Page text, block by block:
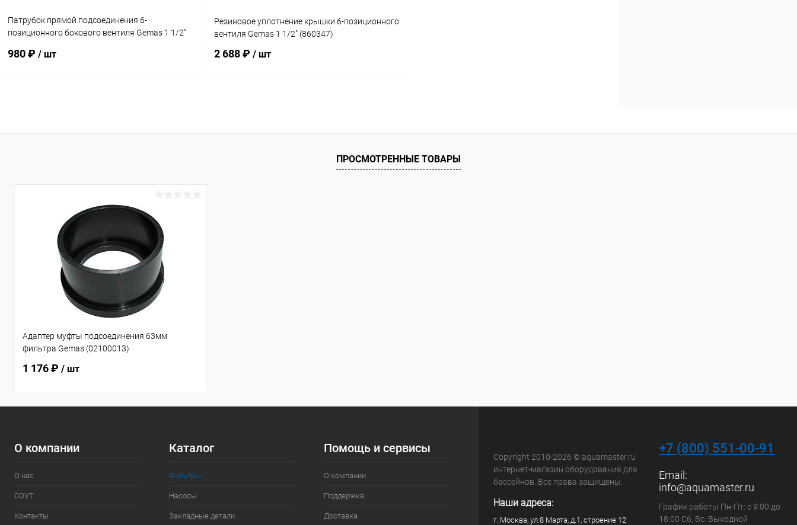
Патрубок прямой подсоединения 6-
позиционного бокового вентиля Gemas 1 1/2"
980 ₽ / шт
В избранное
Резиновое уплотнение крышки 6-позиционного
вентиля Gemas 1 1/2" (860347)
2 688 ₽ / шт
В избранное
В наличии
ПРОСМОТРЕННЫЕ ТОВАРЫ
Адаптер муфты подсоединения 63мм
фильтра Gemas (02100013)
1 176 ₽ / шт
О компании
О нас
СОУТ
Контакты
Каталог
Фильтры
Насосы
Закладные детали
Помощь и сервисы
О компании
Поддержка
Доставка
Copyright 2010-2026 © aquamaster.ru
интернет-магазин оборудования для
бассейнов. Все права защищены.
Наши адреса:
г. Москва, ул.8 Марта, д.1, строение 12
+7 (800) 551-00-91
Email:
info@aquamaster.ru
График работы Пн-Пт: с 9:00 до
18:00 Сб, Вс: Выходной